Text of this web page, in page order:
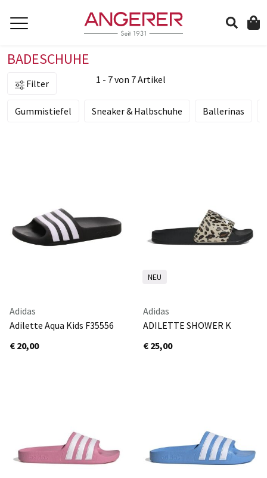
BADESCHUHE
Filter 1 - 7 von 7 Artikel
Gummistiefel Sneaker & Halbschuhe Ballerinas
Adidas
Adilette Aqua Kids F35556
€ 20,00
NEU
Adidas
ADILETTE SHOWER K
€ 25,00